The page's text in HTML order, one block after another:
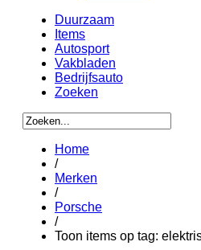
Duurzaam
Items
Autosport
Vakbladen
Bedrijfsauto
Zoeken
Home
/
Merken
/
Porsche
/
Toon items op tag: